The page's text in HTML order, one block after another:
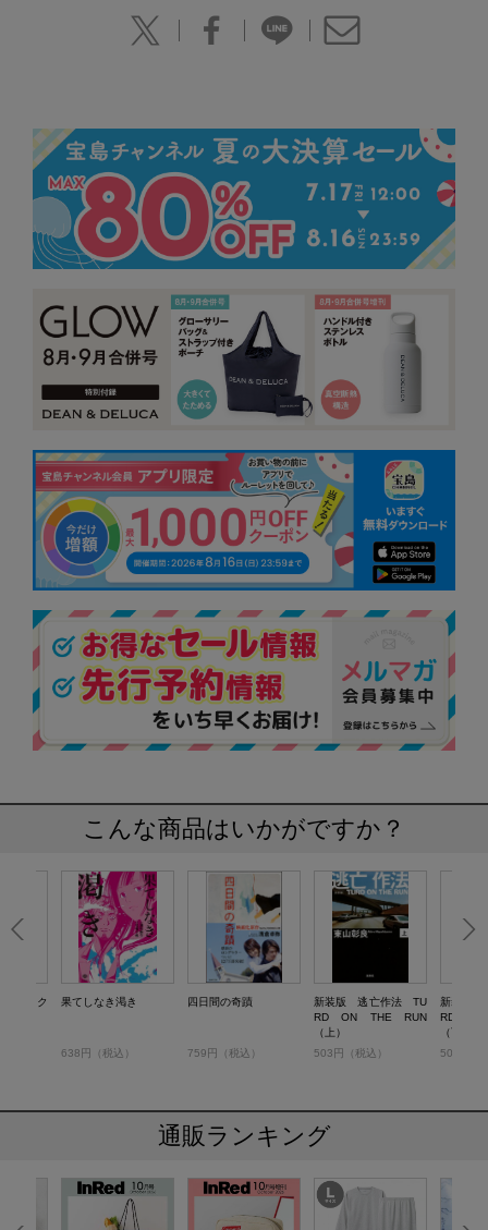
こんな商品はいかがですか？
フェク
果てしなき渇き
638円（税込）
四日間の奇蹟
759円（税込）
新装版 逃亡作法 TU
RD ON THE RUN
（上）
503円（税込）
新装版
RD
（下）
503円（
通販ランキング